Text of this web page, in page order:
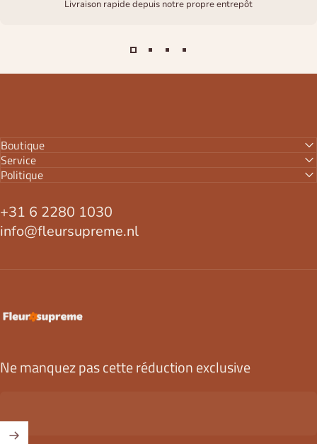
Livraison rapide depuis notre propre entrepôt
Boutique
Service
Politique
+31 6 2280 1030
info@fleursupreme.nl
FleurSupreme
Ne manquez pas cette réduction exclusive